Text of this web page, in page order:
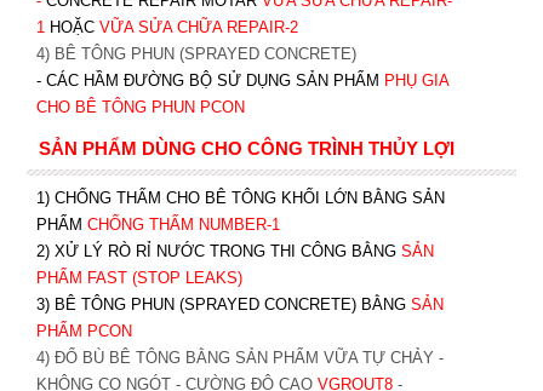
1 HOẶC VỮA SỬA CHỮA REPAIR-2
4) BÊ TÔNG PHUN (SPRAYED CONCRETE)
- CÁC HẦM ĐƯỜNG BỘ SỬ DỤNG SẢN PHẨM PHỤ GIA
CHO BÊ TÔNG PHUN PCON
SẢN PHẨM DÙNG CHO CÔNG TRÌNH THỦY LỢI
1) CHỐNG THẤM CHO BÊ TÔNG KHỐI LỚN BẰNG SẢN
PHẨM CHỐNG THẤM NUMBER-1
2) XỬ LÝ RÒ RỈ NƯỚC TRONG THI CÔNG BẰNG SẢN
PHẨM FAST (STOP LEAKS)
3) BÊ TÔNG PHUN (SPRAYED CONCRETE) BẰNG SẢN
PHẨM PCON
4) ĐỔ BÙ BÊ TÔNG BẰNG SẢN PHẨM VỮA TỰ CHẢY -
KHÔNG CO NGÓT - CƯỜNG ĐỘ CAO VGROUT8-